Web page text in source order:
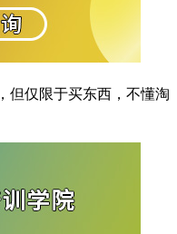
但仅限于买东西，不懂淘